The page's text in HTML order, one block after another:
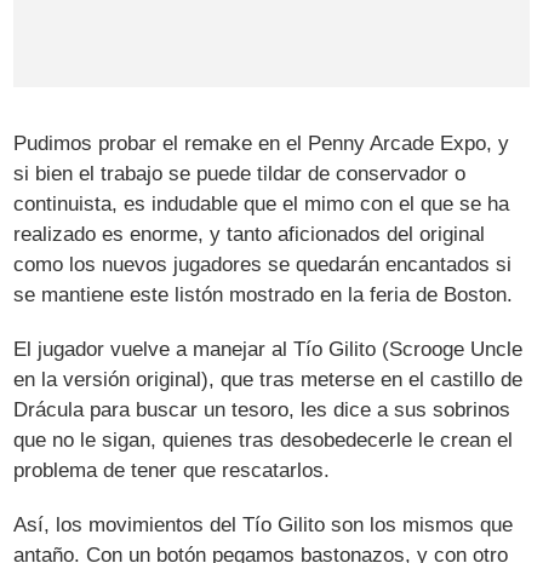
Pudimos probar el remake en el Penny Arcade Expo, y
si bien el trabajo se puede tildar de conservador o
continuista, es indudable que el mimo con el que se ha
realizado es enorme, y tanto aficionados del original
como los nuevos jugadores se quedarán encantados si
se mantiene este listón mostrado en la feria de Boston.
El jugador vuelve a manejar al Tío Gilito (Scrooge Uncle
en la versión original), que tras meterse en el castillo de
Drácula para buscar un tesoro, les dice a sus sobrinos
que no le sigan, quienes tras desobedecerle le crean el
problema de tener que rescatarlos.
Así, los movimientos del Tío Gilito son los mismos que
antaño. Con un botón pegamos bastonazos, y con otro